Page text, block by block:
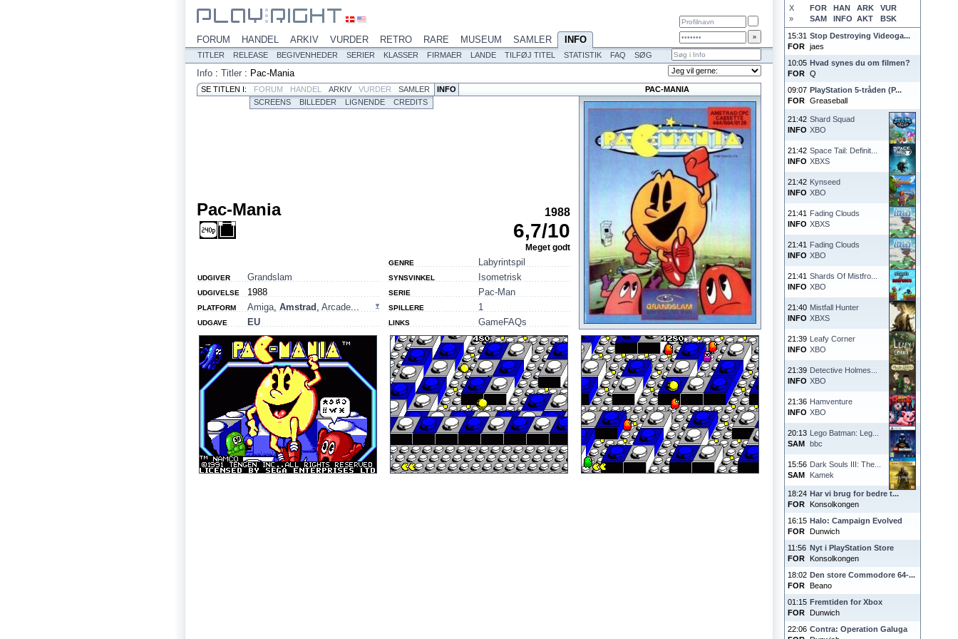
X FOR HAN ARK
VUR
»
SAM INFO AKT
BSK
15:31
FOR
Stop Destroying Videoga...
jaes
10:05
FOR
Hvad synes du om filmen?
Q
09:07
FOR
PlayStation 5-tråden (P...
Greaseball
21:42
INFO
Shard Squad
XBO
21:42
INFO
Space Tail: Definit...
XBXS
21:42
INFO
Kynseed
XBO
21:41
INFO
Fading Clouds
XBXS
21:41
INFO
Fading Clouds
XBO
21:41
INFO
Shards Of Mistfro...
XBO
21:40
INFO
Mistfall Hunter
XBXS
21:39
INFO
Leafy Corner
XBO
21:39
INFO
Detective Holmes...
XBO
21:36
INFO
Hamventure
XBO
20:13
SAM
Lego Batman: Leg...
bbc
15:56
SAM
Dark Souls III: The...
Kamek
18:24
FOR
Har vi brug for bedre t...
Konsolkongen
16:15
FOR
Halo: Campaign Evolved
Dunwich
11:56
FOR
Nyt i PlayStation Store
Konsolkongen
18:02
FOR
Den store Commodore 64-...
Beano
01:15
FOR
Fremtiden for Xbox
Dunwich
22:06 Contra: Operation Galuga
FORUM HANDEL ARKIV VURDER RETRO RARE MUSEUM SAMLER INFO
TITLER RELEASE BEGIVENHEDER SERIER KLASSER FIRMAER LANDE TILFØJ TITEL STATISTIK FAQ SØG
Info : Titler : Pac-Mania
SE TITLEN I: FORUM HANDEL ARKIV VURDER SAMLER INFO
PAC-MANIA
SCREENS
BILLEDER LIGNENDE CREDITS
Pac-Mania 1988
6,7/10
Meget godt
UDGIVER Grandslam
UDGIVELSE 1988
PLATFORM Amiga, Amstrad , Arcade...
UDGAVE EU
GENRE Labyrintspil
SYNSVINKEL Isometrisk
SERIE Pac-Man
SPILLERE 1
LINKS GameFAQs